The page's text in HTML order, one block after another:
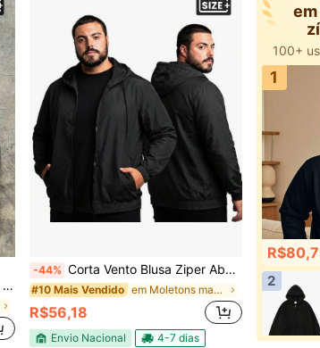
-44% Corta Vento Blusa Ziper Aberta Masculino Plus Size Academia Escura Capuz Jaqueta Casual Leve Resistente ao Vento XG G1 G2 G3 Inverno Ciclismo
#10 Mais Vendido em Moletons masculinos plus size
R$56,18
Envio Nacional 4-7 dias
1
2